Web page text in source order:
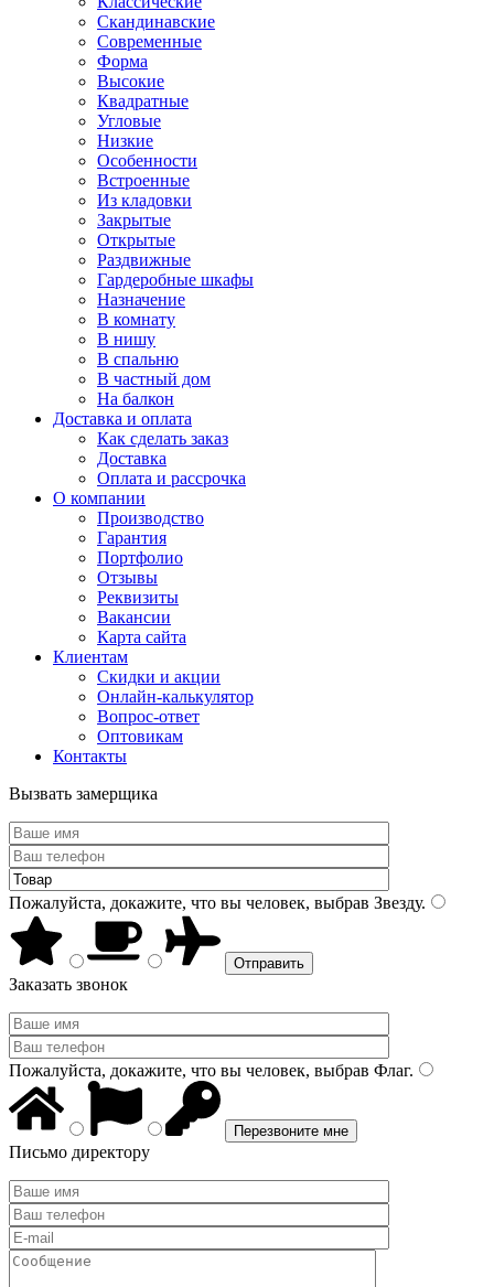
Скандинавские
Современные
Форма
Высокие
Квадратные
Угловые
Низкие
Особенности
Встроенные
Из кладовки
Закрытые
Открытые
Раздвижные
Гардеробные шкафы
Назначение
В комнату
В нишу
В спальню
В частный дом
На балкон
Доставка и оплата
Как сделать заказ
Доставка
Оплата и рассрочка
О компании
Производство
Гарантия
Портфолио
Отзывы
Реквизиты
Вакансии
Карта сайта
Клиентам
Скидки и акции
Онлайн-калькулятор
Вопрос-ответ
Оптовикам
Контакты
Вызвать замерщика
Пожалуйста, докажите, что вы человек, выбрав Звезду.
Заказать звонок
Пожалуйста, докажите, что вы человек, выбрав Флаг.
Письмо директору